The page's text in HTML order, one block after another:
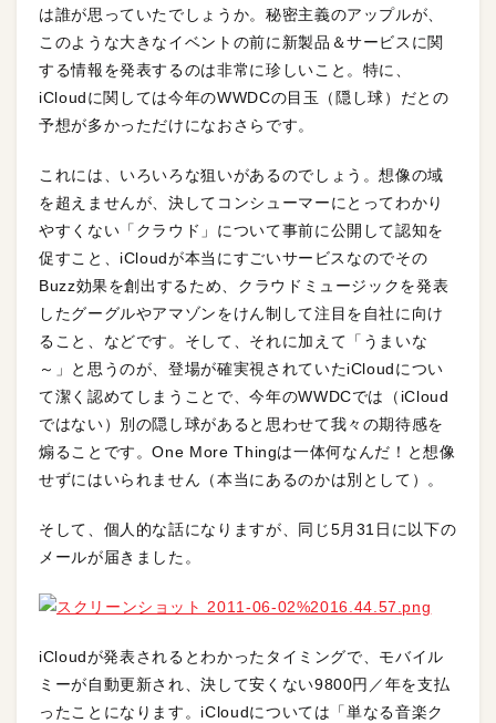
は誰が思っていたでしょうか。秘密主義のアップルが、
このような大きなイベントの前に新製品＆サービスに関
する情報を発表するのは非常に珍しいこと。特に、
iCloudに関しては今年のWWDCの目玉（隠し球）だとの
予想が多かっただけになおさらです。
これには、いろいろな狙いがあるのでしょう。想像の域
を超えませんが、決してコンシューマーにとってわかり
やすくない「クラウド」について事前に公開して認知を
促すこと、iCloudが本当にすごいサービスなのでその
Buzz効果を創出するため、クラウドミュージックを発表
したグーグルやアマゾンをけん制して注目を自社に向け
ること、などです。そして、それに加えて「うまいな
～」と思うのが、登場が確実視されていたiCloudについ
て潔く認めてしまうことで、今年のWWDCでは（iCloud
ではない）別の隠し球があると思わせて我々の期待感を
煽ることです。One More Thingは一体何なんだ！と想像
せずにはいられません（本当にあるのかは別として）。
そして、個人的な話になりますが、同じ5月31日に以下の
メールが届きました。
iCloudが発表されるとわかったタイミングで、モバイル
ミーが自動更新され、決して安くない9800円／年を支払
ったことになります。iCloudについては「単なる音楽ク